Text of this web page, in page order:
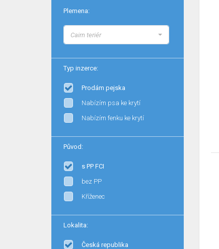
Plemena:
Cairn teriér
Typ inzerce:
Prodám pejska
Nabízím psa ke krytí
Nabízím fenku ke krytí
Původ:
s PP FCI
bez PP
Kříženec
Lokalita:
Česká republika